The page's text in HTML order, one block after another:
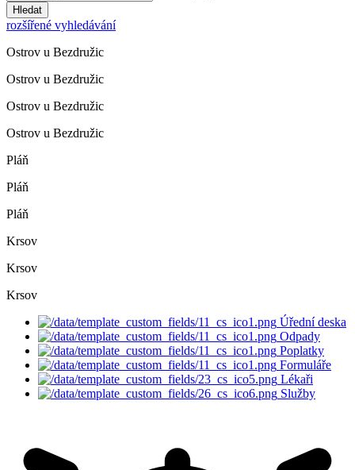
Hledat
rozšířené vyhledávání
Ostrov u Bezdružic
Ostrov u Bezdružic
Ostrov u Bezdružic
Ostrov u Bezdružic
Pláň
Pláň
Pláň
Krsov
Krsov
Krsov
Úřední deska
Odpady
Poplatky
Formuláře
Lékaři
Služby